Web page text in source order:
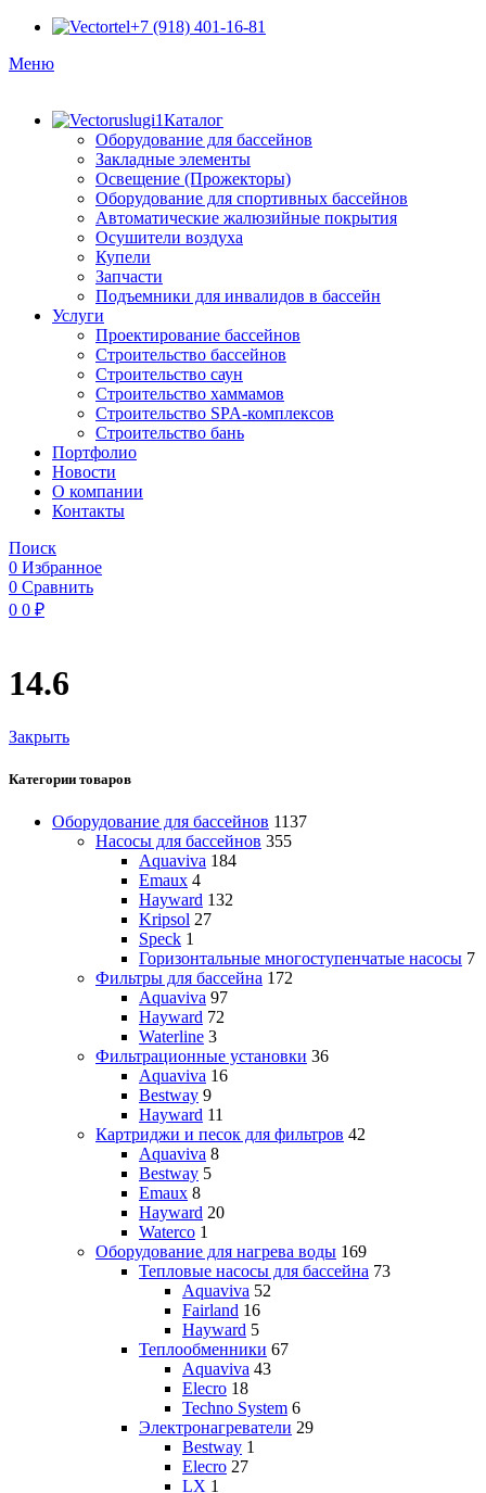
+7 (918) 401-16-81
Меню
Каталог
Оборудование для бассейнов
Закладные элементы
Освещение (Прожекторы)
Оборудование для спортивных бассейнов
Автоматические жалюзийные покрытия
Осушители воздуха
Купели
Запчасти
Подъемники для инвалидов в бассейн
Услуги
Проектирование бассейнов
Строительство бассейнов
Строительство саун
Строительство хаммамов
Строительство SPA-комплексов
Строительство бань
Портфолио
Новости
O компании
Контакты
Поиск
0 Избранное
0 Сравнить
0 0 ₽
14.6
Закрыть
Категории товаров
Оборудование для бассейнов 1137
Насосы для бассейнов 355
Aquaviva 184
Emaux 4
Hayward 132
Kripsol 27
Speck 1
Горизонтальные многоступенчатые насосы 7
Фильтры для бассейна 172
Aquaviva 97
Hayward 72
Waterline 3
Фильтрационные установки 36
Aquaviva 16
Bestway 9
Hayward 11
Картриджи и песок для фильтров 42
Aquaviva 8
Bestway 5
Emaux 8
Hayward 20
Waterco 1
Оборудование для нагрева воды 169
Тепловые насосы для бассейна 73
Aquaviva 52
Fairland 16
Hayward 5
Теплообменники 67
Aquaviva 43
Elecro 18
Techno System 6
Электронагреватели 29
Bestway 1
Elecro 27
LX 1